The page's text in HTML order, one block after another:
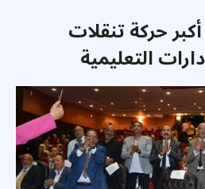
حركة تنقلات
التعليمية